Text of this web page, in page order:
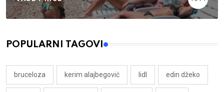
POPULARNI TAGOVI
bruceloza kerim alajbegović lidl edin džeko